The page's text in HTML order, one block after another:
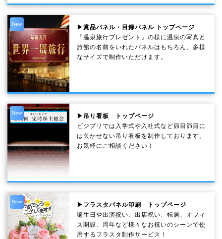
New
▶賞品パネル・目録パネル トップページ
『温泉旅行プレゼント』の様に温泉の写真と
旅館の名前をいれたパネルはもちろん、多様
なサイズで制作いただけます。
New
▶吊り看板 トップページ
ビジプリでは入学式や入社式など節目節目に
は欠かせない吊り看板を制作しております。
お気軽にご相談ください！
New
▶フラスタパネル印刷 トップページ
誕生日や出演祝い、出店祝い、転居、オフィ
ス開設、周年など様々なお祝いのシーンで使
用するフラスタ制作サービス！